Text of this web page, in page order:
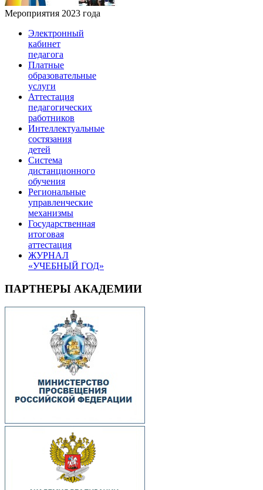
Мероприятия 2023 года
Электронный
кабинет
педагога
Платные
образовательные
услуги
Аттестация
педагогических
работников
Интеллектуальные
состязания
детей
Система
дистанционного
обучения
Региональные
управленческие
механизмы
Государственная
итоговая
аттестация
ЖУРНАЛ
«УЧЕБНЫЙ ГОД»
ПАРТНЕРЫ АКАДЕМИИ